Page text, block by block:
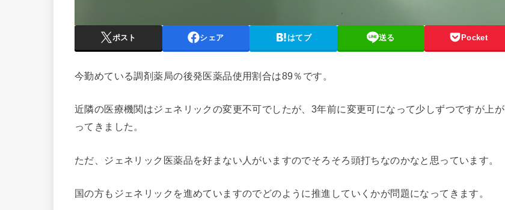
ポスト シェア はてブ 送る Pocket
今勤めている調剤薬局の後発医薬品使用割合は89％です。
近隣の医療機関はジェネリックの変更不可でしたが、3年前に変更可になって少しずつですが上が
ってきました。
ただ、ジェネリック医薬品を好まない人がいますのでそろそろ頭打ちなのかなと思っています。
国の方もジェネリックを進めていますのでどのように推進していくかが問題になってきます。